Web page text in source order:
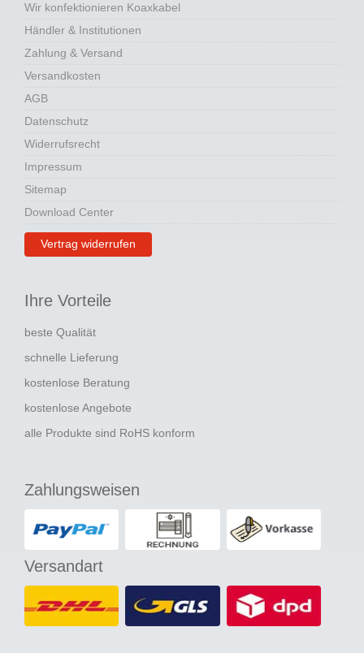
Wir konfektionieren Koaxkabel
Händler & Institutionen
Zahlung & Versand
Versandkosten
AGB
Datenschutz
Widerrufsrecht
Impressum
Sitemap
Download Center
Vertrag widerrufen
Ihre Vorteile
beste Qualität
schnelle Lieferung
kostenlose Beratung
kostenlose Angebote
alle Produkte sind RoHS konform
Zahlungsweisen
Versandart